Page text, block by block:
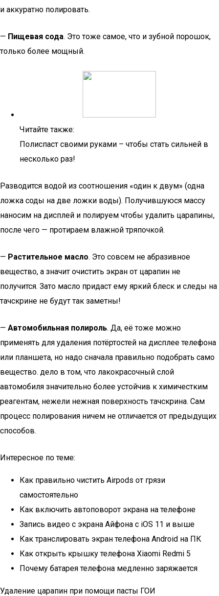
и аккуратно полировать.
— Пищевая сода. Это тоже самое, что и зубной порошок,
только более мощный.
Читайте также:
Полиспаст своими руками – чтобы стать сильней в
несколько раз!
Разводится водой из соотношения «один к двум» (одна
ложка соды на две ложки воды). Получившуюся массу
наносим на дисплей и полируем чтобы удалить царапины,
после чего — протираем влажной тряпочкой.
— Растительное масло. Это совсем не абразивное
вещество, а значит очистить экран от царапин не
получится. Зато масло придаст ему яркий блеск и следы на
тачскрине не будут так заметны!
— Автомобильная полироль. Да, её тоже можно
применять для удаления потёртостей на дисплее телефона
или планшета, но надо сначала правильно подобрать само
вещество. дело в том, что лакокрасочный слой
автомобиля значительно более устойчив к химичестким
реагентам, нежели нежная поверхность тачскрина. Сам
процесс полирования ничем не отличается от предыдущих
способов.
Интересное по теме:
Как правильно чистить Airpods от грязи
самостоятельно
Как включить автоповорот экрана на телефоне
Запись видео с экрана Айфона с iOS 11 и выше
Как транслировать экран телефона Android на ПК
Как открыть крышку телефона Xiaomi Redmi 5
Почему батарея телефона медленно заряжается
Удаление царапин при помощи пасты ГОИ